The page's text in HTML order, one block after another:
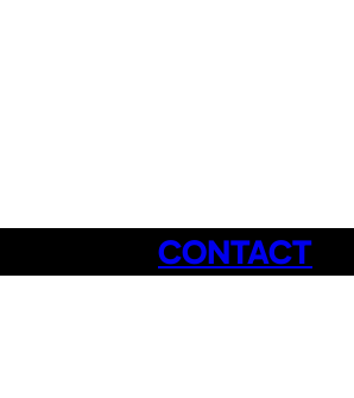
CONTACT